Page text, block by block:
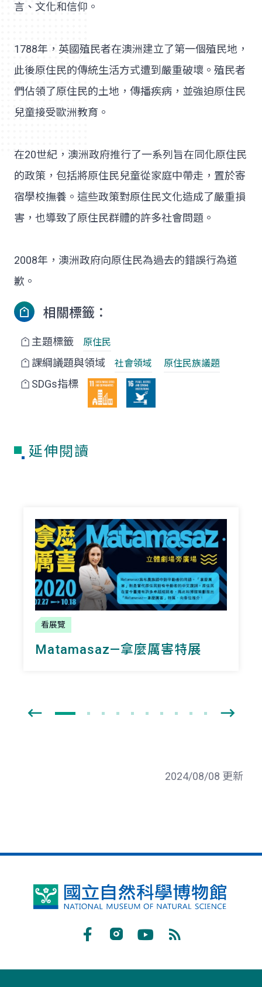
言、文化和信仰。
1788年，英國殖民者在澳洲建立了第一個殖民地，
此後原住民的傳統生活方式遭到嚴重破壞。殖民者
們佔領了原住民的土地，傳播疾病，並強迫原住民
兒童接受歐洲教育。
在20世紀，澳洲政府推行了一系列旨在同化原住民
的政策，包括將原住民兒童從家庭中帶走，置於寄
宿學校撫養。這些政策對原住民文化造成了嚴重損
害，也導致了原住民群體的許多社會問題。
2008年，澳洲政府向原住民為過去的錯誤行為道
歉。
相關標籤：
主題標籤 原住民
課綱議題與領域 社會領域 原住民族議題
SDGs指標
延伸閱讀
看展覽
Matamasaz—拿麼厲害特展
2024/08/08 更新
國